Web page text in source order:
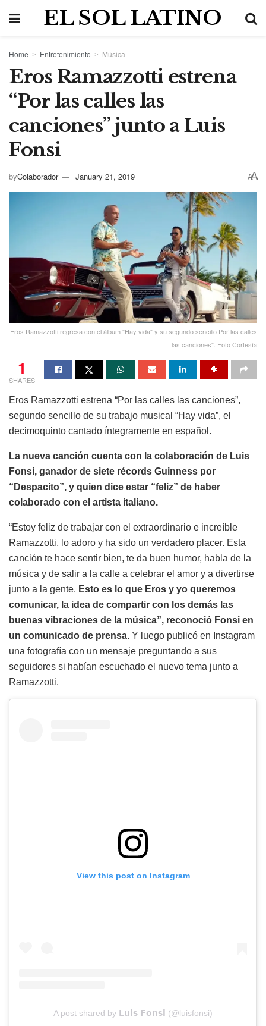
EL SOL LATINO
Home Entretenimiento Música
Eros Ramazzotti estrena
“Por las calles las
canciones” junto a Luis
Fonsi
byColaborador January 21, 2019 AA
Eros Ramazzotti regresa con el álbum "Hay vida" y su segundo sencillo Por las calles
las canciones". Foto Cortesía
1
SHARES
Eros Ramazzotti estrena “Por las calles las canciones”,
segundo sencillo de su trabajo musical “Hay vida”, el
decimoquinto cantado íntegramente en español.
La nueva canción cuenta con la colaboración de Luis
Fonsi, ganador de siete récords Guinness por
“Despacito”, y quien dice estar “feliz” de haber
colaborado con el artista italiano.
“Estoy feliz de trabajar con el extraordinario e increíble
Ramazzotti, lo adoro y ha sido un verdadero placer. Esta
canción te hace sentir bien, te da buen humor, habla de la
música y de salir a la calle a celebrar el amor y a divertirse
junto a la gente. Esto es lo que Eros y yo queremos
comunicar, la idea de compartir con los demás las
buenas vibraciones de la música”, reconoció Fonsi en
un comunicado de prensa. Y luego publicó en Instagram
una fotografía con un mensaje preguntando a sus
seguidores si habían escuchado el nuevo tema junto a
Ramazzotti.
View this post on Instagram
A post shared by 𝗟𝘂𝗶𝘀 𝗙𝗼𝗻𝘀𝗶 (@luisfonsi)